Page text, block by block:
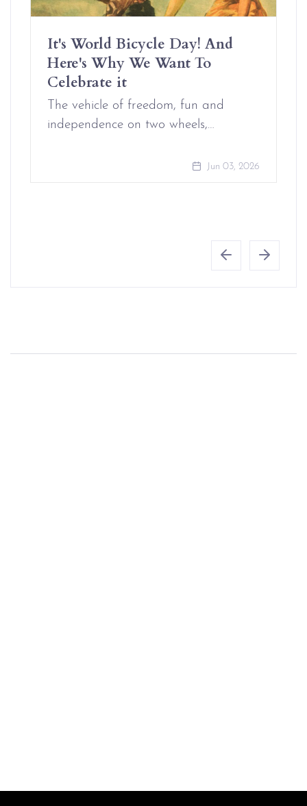
It's World Bicycle Day! And
Here's Why We Want To
Celebrate it
The vehicle of freedom, fun and
independence on two wheels,…
Jun 03, 2026